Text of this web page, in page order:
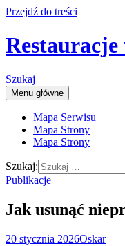
Przejdź do treści
Restauracje
Szukaj
Menu główne
Mapa Serwisu
Mapa Strony
Mapa Strony
Szukaj:
Publikacje
Jak usunąć
20 stycznia 2026Oskar